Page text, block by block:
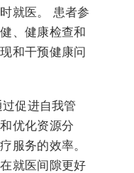
就医。 患者参
、健康检查和
和干预健康问
过促进自我管
优化资源分
服务的效率。
就医间隙更好